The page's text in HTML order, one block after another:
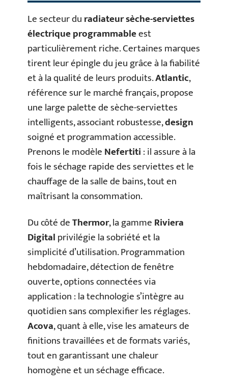
Le secteur duradiateur sèche-serviettes
électrique programmableest
particulièrement riche. Certaines marques
tirent leur épingle du jeu grâce à la fiabilité
et à la qualité de leurs produits.Atlantic,
référence sur le marché français, propose
une large palette de sèche-serviettes
intelligents, associant robustesse,design
soigné et programmation accessible.
Prenons le modèleNefertiti: il assure à la
fois le séchage rapide des serviettes et le
chauffage de la salle de bains, tout en
maîtrisant la consommation.
Du côté deThermor, la gammeRiviera
Digitalprivilégie la sobriété et la
simplicité d’utilisation. Programmation
hebdomadaire, détection de fenêtre
ouverte, options connectées via
application : la technologie s’intègre au
quotidien sans complexifier les réglages.
Acova, quant à elle, vise les amateurs de
finitions travaillées et de formats variés,
tout en garantissant une chaleur
homogène et un séchage efficace.